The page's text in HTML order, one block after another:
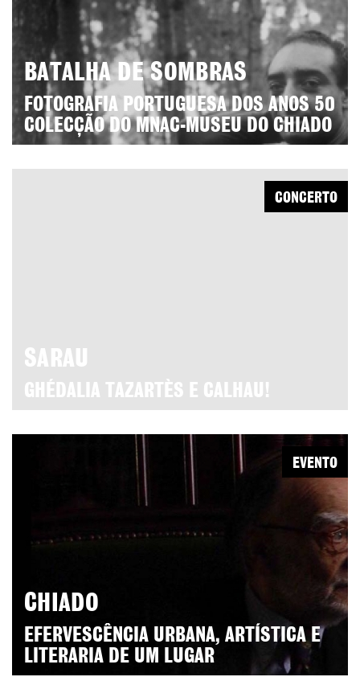
BATALHA DE SOMBRAS
FOTOGRAFIA PORTUGUESA DOS ANOS 50
COLECÇÃO DO MNAC-MUSEU DO CHIADO
SARAU
GHÉDALIA TAZARTÈS E CALHAU!
CONCERTO
CHIADO
EFERVESCÊNCIA URBANA, ARTÍSTICA E
LITERARIA DE UM LUGAR
EVENTO